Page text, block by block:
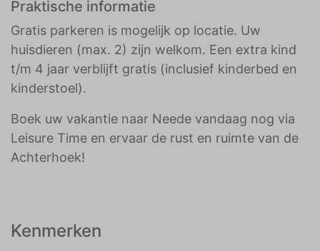
Praktische informatie
Gratis parkeren is mogelijk op locatie. Uw
huisdieren (max. 2) zijn welkom. Een extra kind
t/m 4 jaar verblijft gratis (inclusief kinderbed en
kinderstoel).
Boek uw vakantie naar Neede vandaag nog via
Leisure Time en ervaar de rust en ruimte van de
Achterhoek!
Kenmerken